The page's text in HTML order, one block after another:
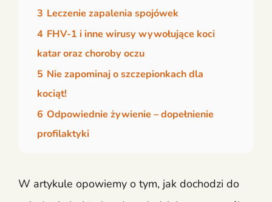
3 Leczenie zapalenia spojówek
4 FHV-1 i inne wirusy wywołujące koci
katar oraz choroby oczu
5 Nie zapominaj o szczepionkach dla
kociąt!
6 Odpowiednie żywienie – dopełnienie
profilaktyki
W artykule opowiemy o tym, jak dochodzi do